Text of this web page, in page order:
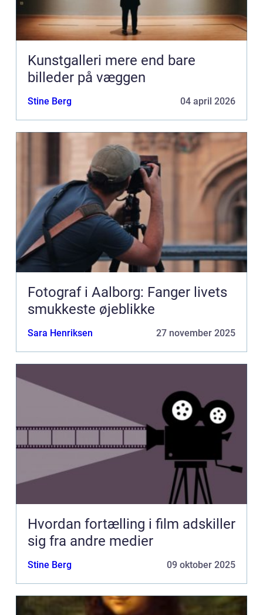
Kunstgalleri mere end bare
billeder på væggen
Stine Berg 04 april 2026
Fotograf i Aalborg: Fanger livets
smukkeste øjeblikke
Sara Henriksen 27 november 2025
Hvordan fortælling i film adskiller
sig fra andre medier
Stine Berg 09 oktober 2025